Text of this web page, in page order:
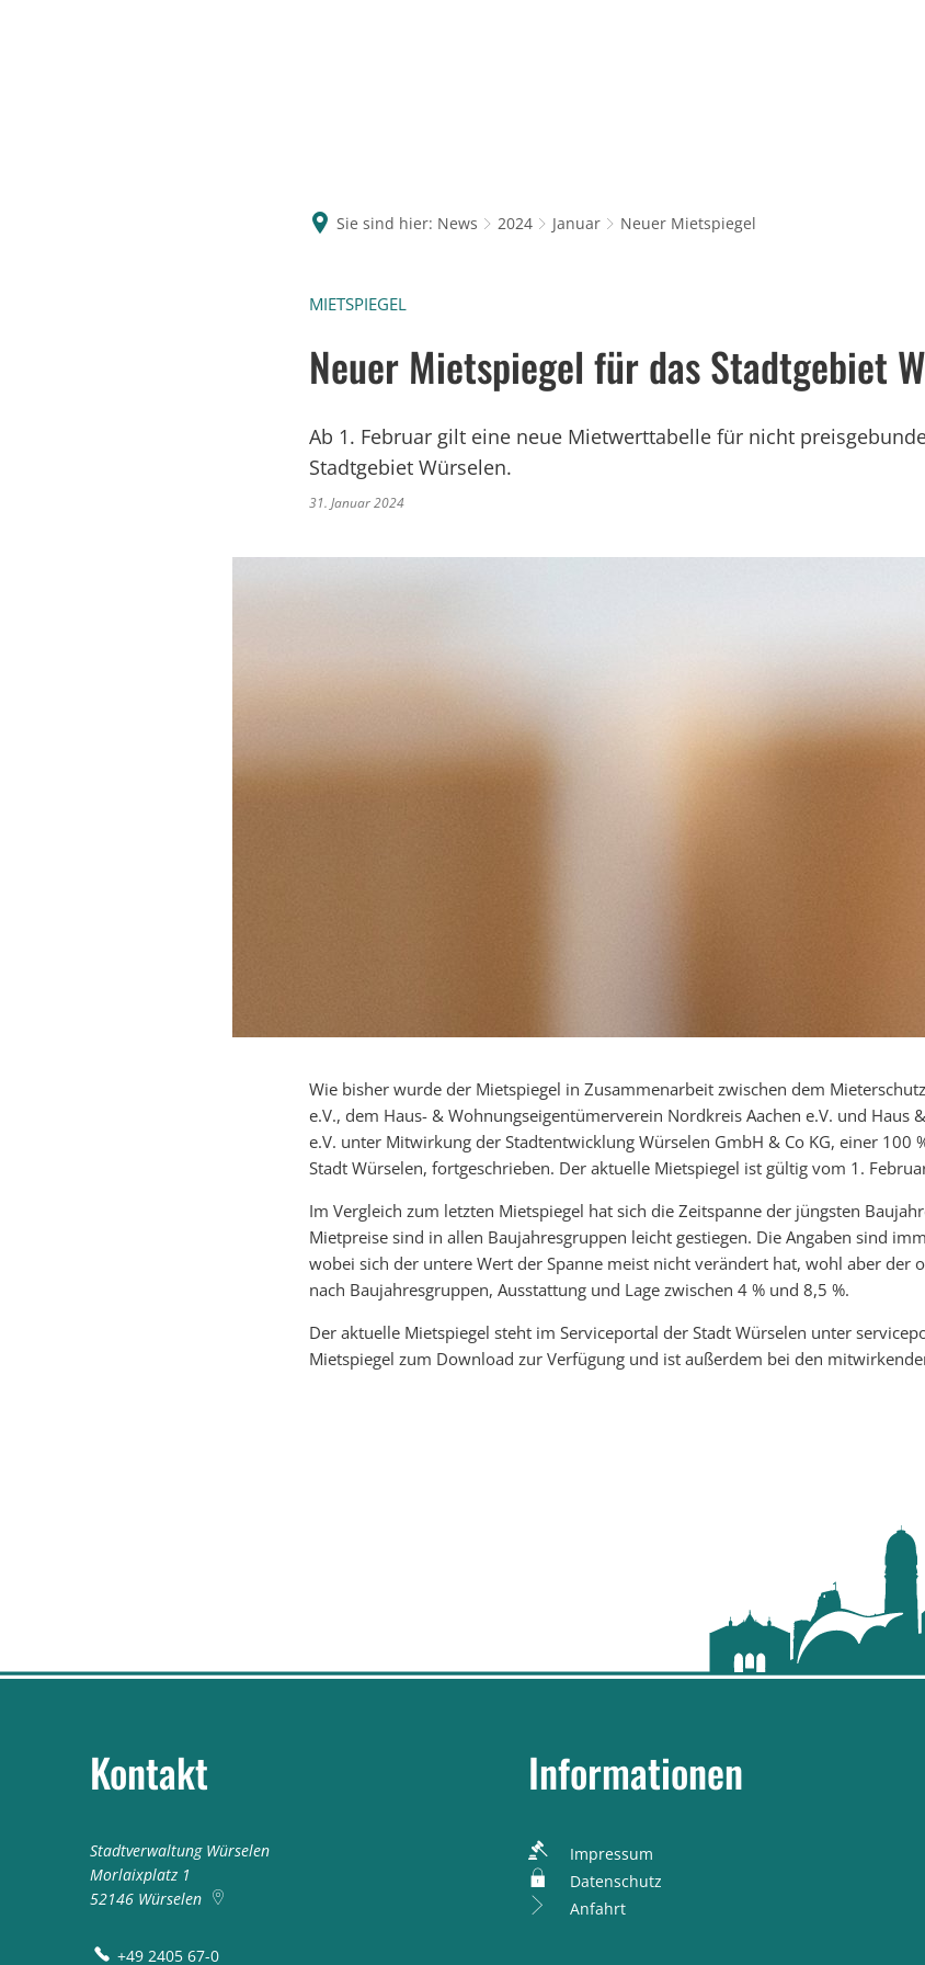
Sie sind hier: News 2024 Januar Neuer Mietspiegel
MIETSPIEGEL
Neuer Mietspiegel für das Stadtgebiet
Ab 1. Februar gilt eine neue Mietwerttabelle für nicht
Stadtgebiet Würselen.
31. Januar 2024
Wie bisher wurde der Mietspiegel in Zusammenarbeit zwischen dem
e.V., dem Haus- & Wohnungseigentümerverein Nordkreis Aachen e.V. und Haus
e.V. unter Mitwirkung der Stadtentwicklung Würselen GmbH & Co KG, einer 100
Stadt Würselen, fortgeschrieben. Der aktuelle Mietspiegel ist gültig vom 1.
Im Vergleich zum letzten Mietspiegel hat sich die Zeitspanne der jüngsten
Mietpreise sind in allen Baujahresgruppen leicht gestiegen. Die Angaben sind
wobei sich der untere Wert der Spanne meist nicht verändert hat, wohl aber der
nach Baujahresgruppen, Ausstattung und Lage zwischen 4 % und 8,5 %.
Der aktuelle Mietspiegel steht im Serviceportal der Stadt Würselen unter
Mietspiegel zum Download zur Verfügung und ist außerdem bei den
Kontakt
Stadtverwaltung Würselen
Morlaixplatz 1
52146 Würselen
+49 2405 67-0
Informationen
Impressum
Datenschutz
Anfahrt